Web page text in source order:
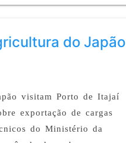
do Japão
visitam Porto de Itajaí
exportação de cargas
do Ministério da